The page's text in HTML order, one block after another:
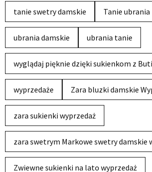
tanie swetry damskie Tanie ubrania
ubrania damskie ubrania tanie
wyglądaj pięknie dzięki sukienkom z
wyprzedaże Zara bluzki damskie
zara sukienki wyprzedaż
zara swetrym Markowe swetry damskie
Zwiewne sukienki na lato wyprzedaż